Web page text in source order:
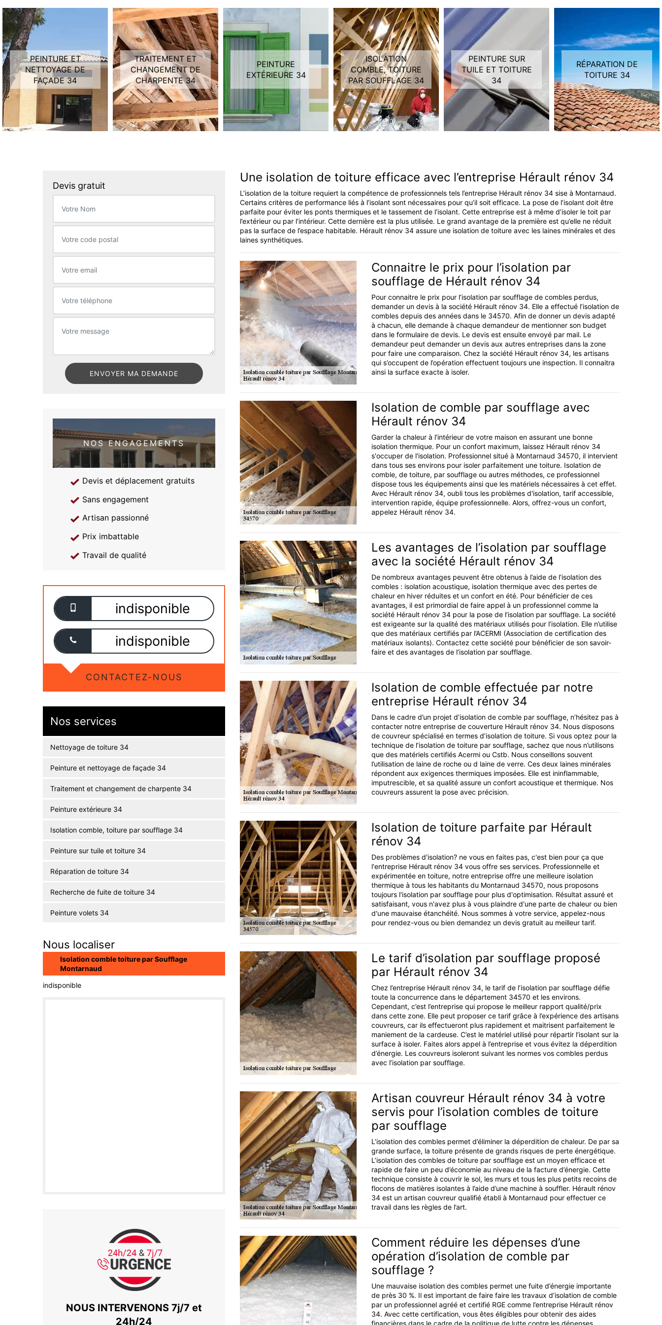
PEINTURE ET
NETTOYAGE DE
FAÇADE 34
TRAITEMENT ET
CHANGEMENT DE
CHARPENTE 34
PEINTURE
EXTÉRIEURE 34
ISOLATION
COMBLE, TOITURE
PAR SOUFFLAGE 34
PEINTURE SUR
TUILE ET TOITURE
34
RÉPARATION DE
TOITURE 34
Devis gratuit
NOS ENGAGEMENTS
Devis et déplacement gratuits
Sans engagement
Artisan passionné
Prix imbattable
Travail de qualité
indisponible
indisponible
CONTACTEZ-NOUS
Nos services
Nettoyage de toiture 34
Peinture et nettoyage de façade 34
Traitement et changement de charpente 34
Peinture extérieure 34
Isolation comble, toiture par soufflage 34
Peinture sur tuile et toiture 34
Réparation de toiture 34
Recherche de fuite de toiture 34
Peinture volets 34
Nous localiser
Isolation comble toiture par Soufflage
Montarnaud
indisponible
NOUS INTERVENONS 7j/7 et
24h/24
Une isolation de toiture efficace avec l’entreprise Hérault rénov 34
L’isolation de la toiture requiert la compétence de professionnels tels l’entreprise Hérault rénov 34 sise à Montarnaud.
Certains critères de performance liés à l’isolant sont nécessaires pour qu’il soit efficace. La pose de l’isolant doit être
parfaite pour éviter les ponts thermiques et le tassement de l’isolant. Cette entreprise est à même d’isoler le toit par
l’extérieur ou par l’intérieur. Cette dernière est la plus utilisée. Le grand avantage de la première est qu’elle ne réduit
pas la surface de l’espace habitable. Hérault rénov 34 assure une isolation de toiture avec les laines minérales et des
laines synthétiques.
Connaitre le prix pour l’isolation par
soufflage de Hérault rénov 34
Pour connaitre le prix pour l’isolation par soufflage de combles perdus,
demander un devis à la société Hérault rénov 34. Elle a effectué l’isolation de
combles depuis des années dans le 34570. Afin de donner un devis adapté
à chacun, elle demande à chaque demandeur de mentionner son budget
dans le formulaire de devis. Le devis est ensuite envoyé par mail. Le
demandeur peut demander un devis aux autres entreprises dans la zone
pour faire une comparaison. Chez la société Hérault rénov 34, les artisans
qui s’occupent de l’opération effectuent toujours une inspection. Il connaitra
ainsi la surface exacte à isoler.
Isolation de comble par soufflage avec
Hérault rénov 34
Garder la chaleur à l'intérieur de votre maison en assurant une bonne
isolation thermique. Pour un confort maximum, laissez Hérault rénov 34
s'occuper de l'isolation. Professionnel situé à Montarnaud 34570, il intervient
dans tous ses environs pour isoler parfaitement une toiture. Isolation de
comble, de toiture, par soufflage ou autres méthodes, ce professionnel
dispose tous les équipements ainsi que les matériels nécessaires à cet effet.
Avec Hérault rénov 34, oubli tous les problèmes d'isolation, tarif accessible,
intervention rapide, équipe professionnelle. Alors, offrez-vous un confort,
appelez Hérault rénov 34.
Les avantages de l’isolation par soufflage
avec la société Hérault rénov 34
De nombreux avantages peuvent être obtenus à l’aide de l’isolation des
combles : isolation acoustique, isolation thermique avec des pertes de
chaleur en hiver réduites et un confort en été. Pour bénéficier de ces
avantages, il est primordial de faire appel à un professionnel comme la
société Hérault rénov 34 pour la pose de l’isolation par soufflage. La société
est exigeante sur la qualité des matériaux utilisés pour l’isolation. Elle n’utilise
que des matériaux certifiés par l’ACERMI (Association de certification des
matériaux isolants). Contactez cette société pour bénéficier de son savoir-
faire et des avantages de l’isolation par soufflage.
Isolation de comble effectuée par notre
entreprise Hérault rénov 34
Dans le cadre d’un projet d’isolation de comble par soufflage, n’hésitez pas à
contacter notre entreprise de couverture Hérault rénov 34. Nous disposons
de couvreur spécialisé en termes d’isolation de toiture. Si vous optez pour la
technique de l’isolation de toiture par soufflage, sachez que nous n’utilisons
que des matériels certifiés Acermi ou Cstb. Nous conseillons souvent
l’utilisation de laine de roche ou d laine de verre. Ces deux laines minérales
répondent aux exigences thermiques imposées. Elle est ininflammable,
imputrescible, et sa qualité assure un confort acoustique et thermique. Nos
couvreurs assurent la pose avec précision.
Isolation de toiture parfaite par Hérault
rénov 34
Des problèmes d'isolation? ne vous en faites pas, c'est bien pour ça que
l'entreprise Hérault rénov 34 vous offre ses services. Professionnelle et
expérimentée en toiture, notre entreprise offre une meilleure isolation
thermique à tous les habitants du Montarnaud 34570, nous proposons
toujours l'isolation par soufflage pour plus d'optimisation. Résultat assuré et
satisfaisant, vous n'avez plus à vous plaindre d'une parte de chaleur ou bien
d'une mauvaise étanchéité. Nous sommes à votre service, appelez-nous
pour rendez-vous ou bien demandez un devis gratuit au meilleur tarif.
Le tarif d’isolation par soufflage proposé
par Hérault rénov 34
Chez l’entreprise Hérault rénov 34, le tarif de l’isolation par soufflage défie
toute la concurrence dans le département 34570 et les environs.
Cependant, c’est l’entreprise qui propose le meilleur rapport qualité/prix
dans cette zone. Elle peut proposer ce tarif grâce à l’expérience des artisans
couvreurs, car ils effectueront plus rapidement et maitrisent parfaitement le
maniement de la cardeuse. C’est le matériel utilisé pour répartir l’isolant sur la
surface à isoler. Faites alors appel à l’entreprise et vous évitez la déperdition
d’énergie. Les couvreurs isoleront suivant les normes vos combles perdus
avec l’isolation par soufflage.
Artisan couvreur Hérault rénov 34 à votre
servis pour l’isolation combles de toiture
par soufflage
L’isolation des combles permet d’éliminer la déperdition de chaleur. De par sa
grande surface, la toiture présente de grands risques de perte énergétique.
L’isolation des combles de toiture par soufflage est un moyen efficace et
rapide de faire un peu d’économie au niveau de la facture d’énergie. Cette
technique consiste à couvrir le sol, les murs et tous les plus petits recoins de
flocons de matières isolantes à l’aide d’une machine à souffler. Hérault rénov
34 est un artisan couvreur qualifié établi à Montarnaud pour effectuer ce
travail dans les règles de l’art.
Comment réduire les dépenses d’une
opération d’isolation de comble par
soufflage ?
Une mauvaise isolation des combles permet une fuite d’énergie importante
de près 30 %. Il est important de faire faire les travaux d’isolation de comble
par un professionnel agréé et certifié RGE comme l’entreprise Hérault rénov
34. Avec cette certification, vous êtes éligibles pour obtenir des aides